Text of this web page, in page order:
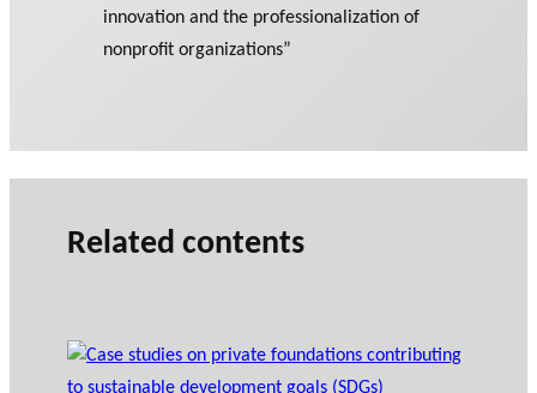
innovation and the professionalization of
nonprofit organizations”
Related contents